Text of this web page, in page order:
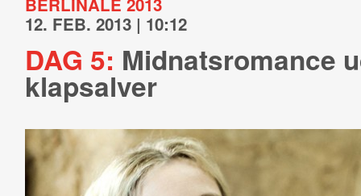
12. FEB. 2013 | 10:12
DAG 5: Midnatsromance
klapsalver